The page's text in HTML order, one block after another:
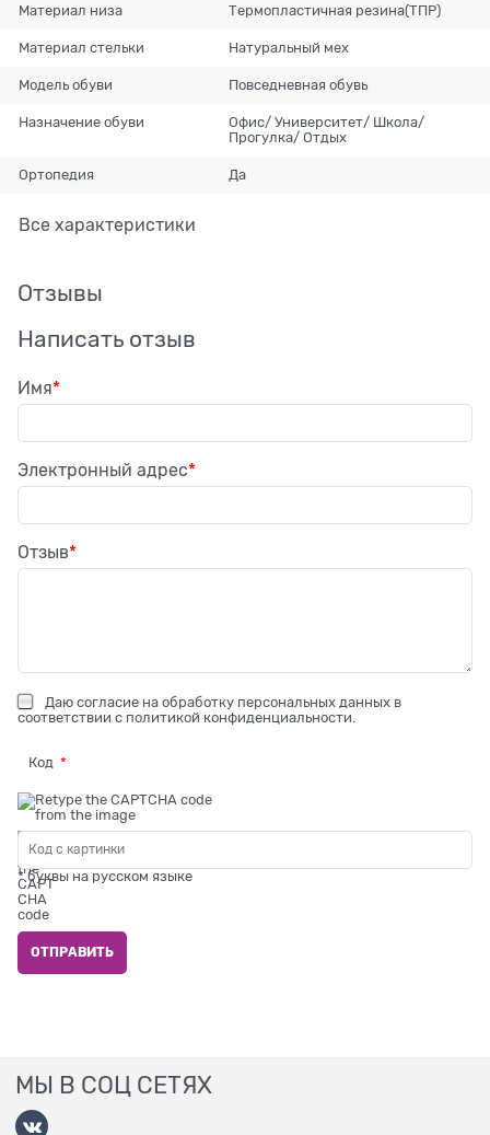
Материал низа Термопластичная резина(ТПР)
Материал стельки Натуральный мех
Модель обуви Повседневная обувь
Назначение обуви
Офис/ Университет/ Школа/
Прогулка/ Отдых
Ортопедия Да
Все характеристики
Отзывы
Написать отзыв
Имя
Электронный адрес
Отзыв
Даю согласие на обработку персональных данных в
соответствии с политикой конфиденциальности
Код
* буквы на русском языке
МЫ В СОЦ СЕТЯХ